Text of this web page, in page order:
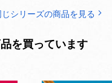
じシリーズの商品を見る
を買っています